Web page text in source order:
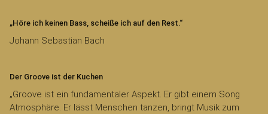
„Höre ich keinen Bass, scheiße ich auf den Rest.“
Johann Sebastian Bach
Der Groove ist der Kuchen
„Groove ist ein fundamentaler Aspekt. Er gibt einem Song
Atmosphäre. Er lässt Menschen tanzen, bringt Musik zum